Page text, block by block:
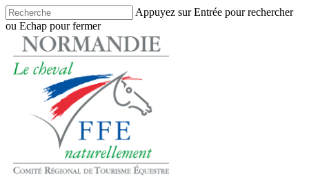
Skip
to
main
content
Appuyez sur Entrée pour rechercher
ou Echap pour fermer
Close
Search